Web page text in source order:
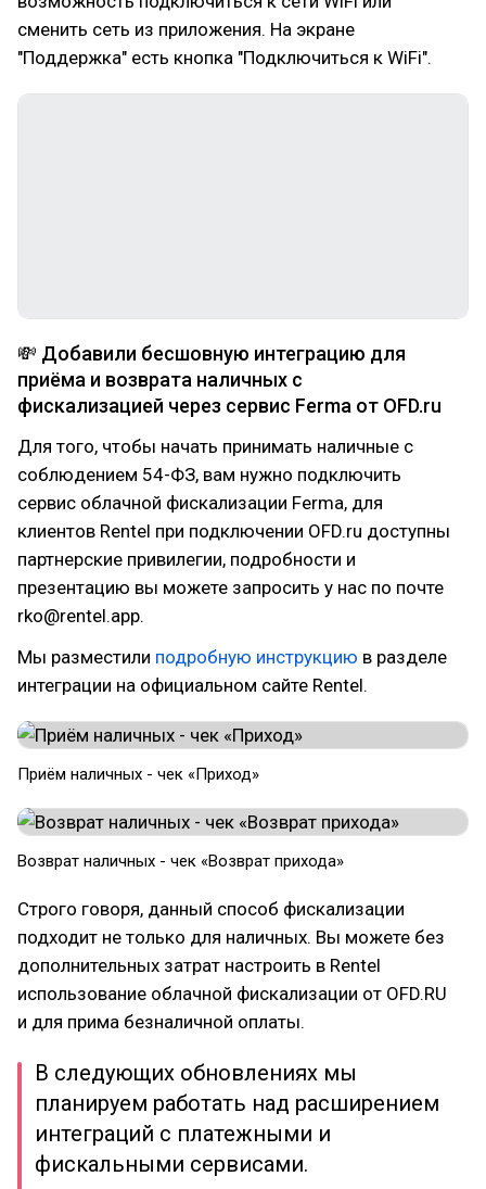
сменить сеть из приложения. На экране
"Поддержка" есть кнопка "Подключиться к WiFi".
💸 Добавили бесшовную интеграцию для
приёма и возврата наличных с
фискализацией через сервис Ferma от OFD.ru
Для того, чтобы начать принимать наличные с
соблюдением 54-ФЗ, вам нужно подключить
сервис облачной фискализации Ferma, для
клиентов Rentel при подключении OFD.ru доступны
партнерские привилегии, подробности и
презентацию вы можете запросить у нас по почте
rko@rentel.app.
Мы разместили подробную инструкцию в разделе
интеграции на официальном сайте Rentel.
Приём наличных - чек «Приход»
Возврат наличных - чек «Возврат прихода»
Строго говоря, данный способ фискализации
подходит не только для наличных. Вы можете без
дополнительных затрат настроить в Rentel
использование облачной фискализации от OFD.RU
и для прима безналичной оплаты.
В следующих обновлениях мы
планируем работать над расширением
интеграций с платежными и
фискальными сервисами.